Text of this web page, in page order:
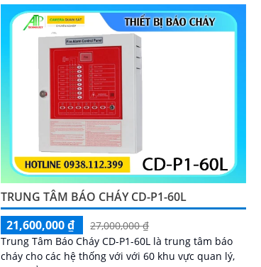
TRUNG TÂM BÁO CHÁY CD-P1-60L
21,600,000 ₫
27,000,000 ₫
Trung Tâm Báo Cháy CD-P1-60L là trung tâm báo
cháy cho các hệ thống với với 60 khu vực quan lý,